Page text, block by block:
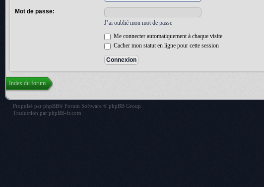
Mot de passe:
J’ai oublié mon mot de passe
Me connecter automatiquement à chaque visite
Cacher mon statut en ligne pour cette session
Index du forum
Propulsé par phpBB® Forum Software © phpBB Group
Traduction par phpBB-fr.com